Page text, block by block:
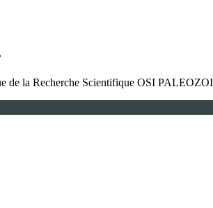
de la Recherche Scientifique OSI